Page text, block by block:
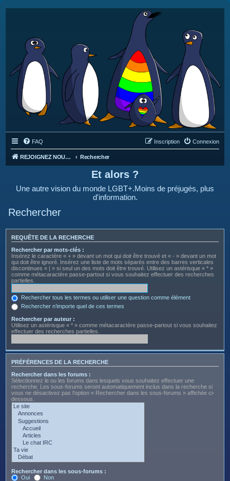
FAQ Connexion
Inscription
REJOIGNEZ NOUS SUR DISCORD : https://discord.gg/4C2Bvub Rechercher
Et alors ?
Une autre vision du monde LGBT+.Moins de préjugés, plus
d'information.
Rechercher
REQUÊTE DE LA RECHERCHE
Rechercher par mots-clés :
Insérez le caractère « + » devant un mot qui doit être trouvé et « - » devant un mot
qui doit être ignoré. Insérez une liste de mots séparés entre des barres verticales
discontinues « | » si seul un des mots doit être trouvé. Utilisez un astérisque « * »
comme métacaractère passe-partout si vous souhaitez effectuer des recherches
partielles.
Rechercher tous les termes ou utiliser une question comme élément
Rechercher n’importe quel de ces termes
Rechercher par auteur :
Utilisez un astérisque « * » comme métacaractère passe-partout si vous souhaitez
effectuer des recherches partielles.
PRÉFÉRENCES DE LA RECHERCHE
Rechercher dans les forums :
Sélectionnez le ou les forums dans lesquels vous souhaitez effectuer une
recherche. Les sous-forums seront automatiquement inclus dans la recherche si
vous ne désactivez pas l’option « Rechercher dans les sous-forums » affichée ci-
dessous.
Rechercher dans les sous-forums :
Oui
Non